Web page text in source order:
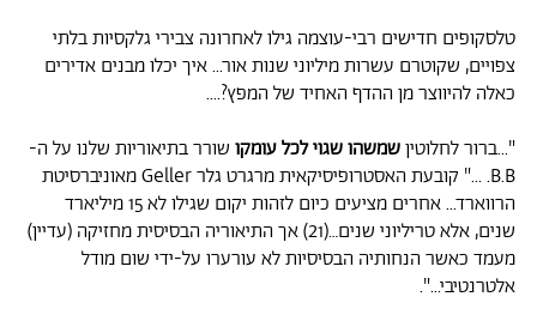
טלסקופים חדישים רבי-עוצמה גילו לאחרונה צבירי גלקסיות בלתי
צפויים, שקוטרם עשרות מיליוני שנות אור... איך יכלו מבנים אדירים
כאלה להיווצר מן ההדף האחיד של המפץ?....
"...ברור לחלוטיןשמשהו שגוי לכל עומקושורר בתיאוריות שלנו על ה-
B.B. ..." קובעת האסטרופיסיקאית מרגרט גלר Geller מאוניברסיטת
הרווארד... אחרים מציעים כיום לזהות יקום שגילו לא 15 מיליארד
שנים, אלא טריליוני שנים…(21) אך התיאוריה הבסיסית מחזיקה (עדיין)
מעמד כאשר הנחותיה הבסיסיות לא עורערו על-ידי שום מודל
אלטרנטיבי...".